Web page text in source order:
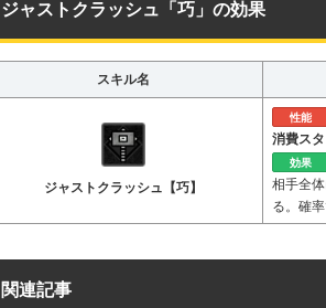
ジャストクラッシュ「巧」の効果
スキル名
ジャストクラッシュ【巧】
性能
消費ス
効果
相手全
る。確
関連記事